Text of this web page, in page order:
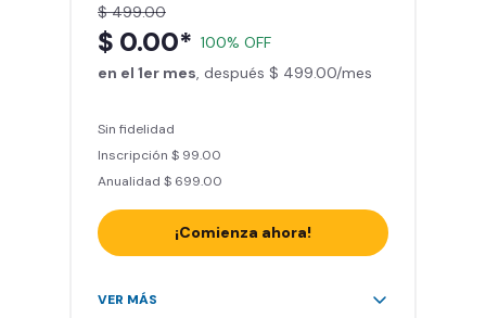
Smart Fit GO (entrenamientos en
línea) en la app
Acceso a todas las áreas de peso
$ 499.00
$ 0.00* 100% OFF
en el 1er mes , después $ 499.00/mes
Sin fidelidad
Inscripción $ 99.00
Anualidad $ 699.00
¡Comienza ahora!
Acceso ilimitado a + 2.000
VER MÁS